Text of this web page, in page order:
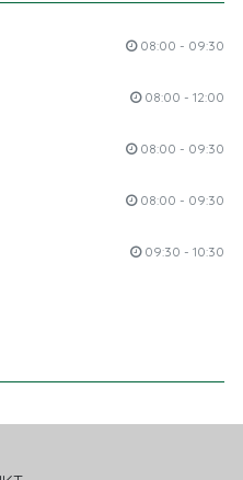
08:00 - 09:30
08:00 - 12:00
08:00 - 09:30
08:00 - 09:30
09:30 - 10:30